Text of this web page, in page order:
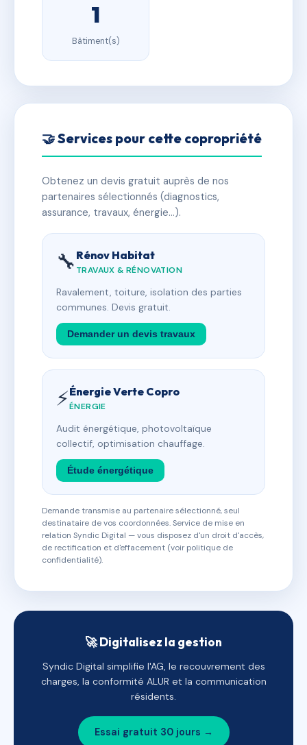
1
Bâtiment(s)
🤝 Services pour cette copropriété
Obtenez un devis gratuit auprès de nos
partenaires sélectionnés (diagnostics,
assurance, travaux, énergie…).
🔧 Rénov Habitat
TRAVAUX & RÉNOVATION
Ravalement, toiture, isolation des parties
communes. Devis gratuit.
Demander un devis travaux
⚡Énergie Verte Copro
ÉNERGIE
Audit énergétique, photovoltaïque
collectif, optimisation chauffage.
Étude énergétique
Demande transmise au partenaire sélectionné, seul
destinataire de vos coordonnées. Service de mise en
relation Syndic Digital — vous disposez d'un droit d'accès,
de rectification et d'effacement (voir politique de
confidentialité).
🚀 Digitalisez la gestion
Syndic Digital simplifie l'AG, le recouvrement des
charges, la conformité ALUR et la communication
résidents.
Essai gratuit 30 jours →